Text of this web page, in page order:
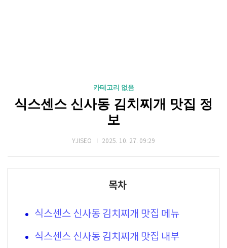
카테고리 없음
식스센스 신사동 김치찌개 맛집 정
보
YJISEO 2025. 10. 27. 09:29
목차
식스센스 신사동 김치찌개 맛집 메뉴
식스센스 신사동 김치찌개 맛집 내부